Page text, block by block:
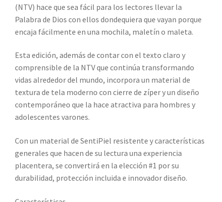
(NTV) hace que sea fácil para los lectores llevar la
Palabra de Dios con ellos dondequiera que vayan porque
encaja fácilmente en una mochila, maletín o maleta.
Esta edición, además de contar con el texto claro y
comprensible de la NTV que continúa transformando
vidas alrededor del mundo, incorpora un material de
textura de tela moderno con cierre de zíper y un diseño
contemporáneo que la hace atractiva para hombres y
adolescentes varones.
Con un material de SentiPiel resistente y características
generales que hacen de su lectura una experiencia
placentera, se convertirá en la elección #1 por su
durabilidad, protección incluida e innovador diseño.